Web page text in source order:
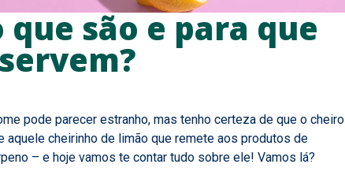
que são e para que
servem?
pode parecer estranho, mas tenho certeza de que o cheiro
aquele cheirinho de limão que remete aos produtos de
– e hoje vamos te contar tudo sobre ele! Vamos lá?